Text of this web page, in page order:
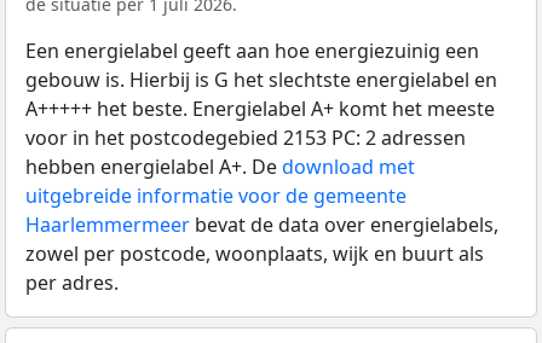
Een energielabel geeft aan hoe energiezuinig een
gebouw is. Hierbij is G het slechtste energielabel en
A+++++ het beste. Energielabel A+ komt het meeste
voor in het postcodegebied 2153 PC: 2 adressen
hebben energielabel A+. Dedownload met
uitgebreide informatie voor de gemeente
Haarlemmermeer bevat de data over energielabels,
zowel per postcode, woonplaats, wijk en buurt als
per adres.